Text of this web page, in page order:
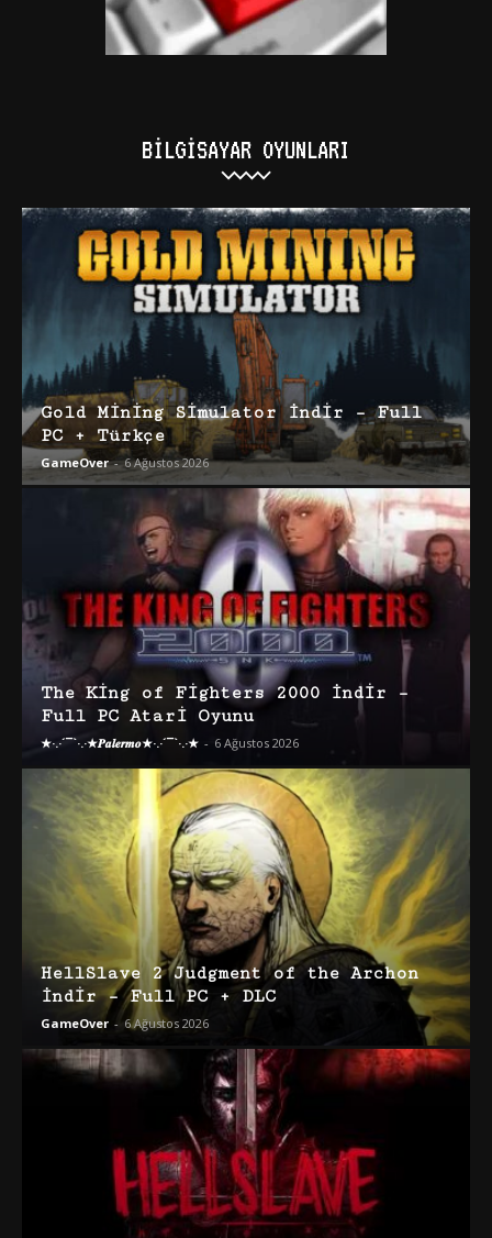
BILGISAYAR OYUNLARI
Gold Mining Simulator İndir – Full
PC + Türkçe
GameOver - 6 Ağustos 2026
The King of Fighters 2000 İndir –
Full PC Atari Oyunu
★·.·´¯`·.·★𝑷𝒂𝒍𝒆𝒓𝒎𝒐★·.·´¯`·.·★ - 6 Ağustos 2026
HellSlave 2 Judgment of the Archon
İndir – Full PC + DLC
GameOver - 6 Ağustos 2026